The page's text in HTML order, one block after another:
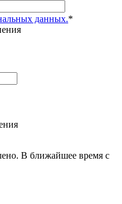
данных.*
В ближайшее время с